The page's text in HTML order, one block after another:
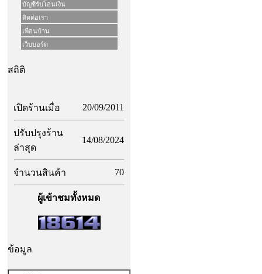
บัญชีรับโอนเงิน
ติดต่อเรา
เพื่อนบ้าน
เว็บบอร์ด
สถิติ
เปิดร้านเมื่อ 20/09/2011
ปรับปรุงร้าน
ล่าสุด
14/08/2024
จำนวนสินค้า 70
ผู้เข้าชมทั้งหมด
ข้อมูล